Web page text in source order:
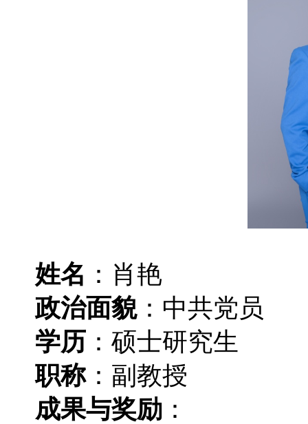
姓名 ：肖艳
政治面貌：中共党员
学历 ：硕士研究生
职称：副教授
成果与奖励 ：